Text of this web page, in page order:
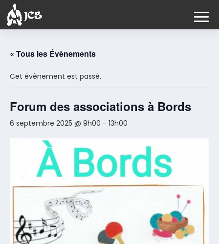
« Tous les Évènements
Cet évènement est passé.
Forum des associations à Bords
6 septembre 2025 @ 9h00 - 13h00